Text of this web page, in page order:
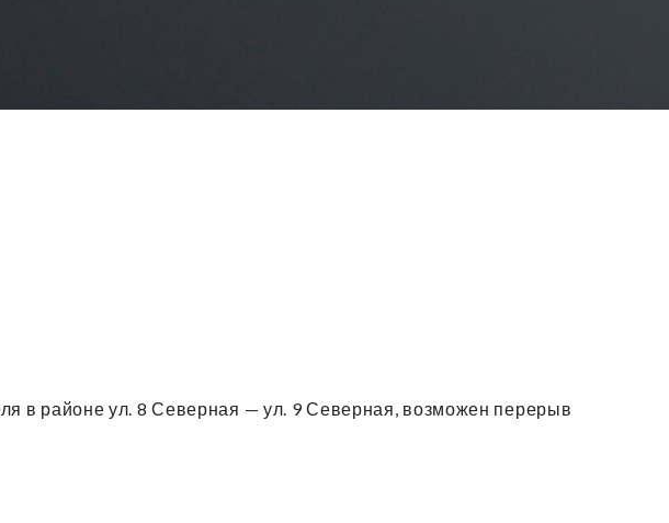
в районе ул. 8 Северная — ул. 9 Северная, возможен перерыв